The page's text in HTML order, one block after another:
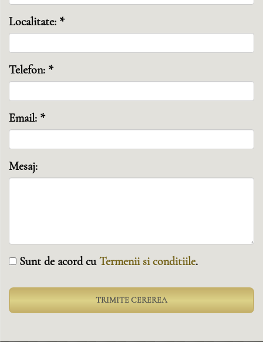
Localitate: *
Telefon: *
Email: *
Mesaj:
Sunt de acord cu Termenii si conditiile.
TRIMITE CEREREA